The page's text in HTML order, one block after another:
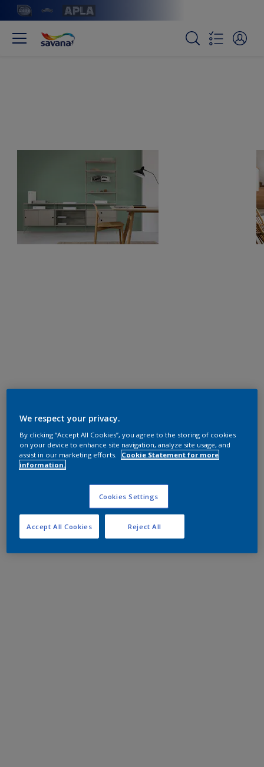
We respect your privacy.
By clicking “Accept All Cookies”, you agree to the storing of cookies
on your device to enhance site navigation, analyze site usage, and
assist in our marketing efforts.
Cookie Statement for more
information.
Cookies Settings
Reject All
Accept All Cookies